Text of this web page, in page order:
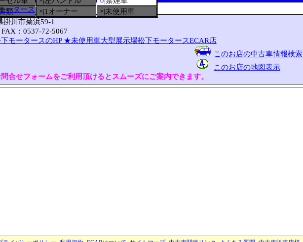
類
×|1オーナー ×|未使用車
ータース
掛川市菊浜59-1
：0537-72-5067
モータースのHP ★未使用車大型展示場松下モータースECAR店
このお店の中古車情報検索
このお店の地図表示
合せフォームをご利用頂けるとスムーズにご案内できます。